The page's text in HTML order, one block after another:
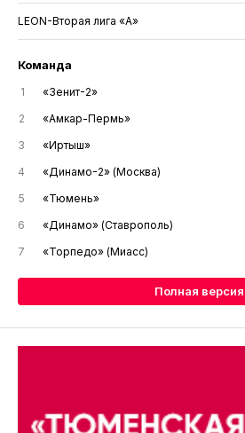
LEON-Вторая лига «А»
Команда
1 «Зенит-2»
2
«Амкар-Пермь»
3
«Иртыш»
4
«Динамо-2» (Москва)
5
«Тюмень»
6
«Динамо» (Ставрополь)
7
«Торпедо» (Миасс)
Полная версия